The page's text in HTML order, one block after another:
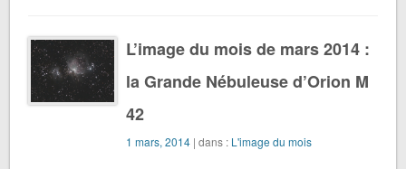
L’image du mois de mars 2014 :
la Grande Nébuleuse d’Orion M
42
1 mars, 2014 | dans : L'image du mois